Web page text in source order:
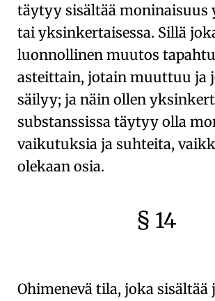
täytyy sisältää moninaisuus
tai yksinkertaisessa. Sillä
luonnollinen muutos
asteittain, jotain muuttuu ja
säilyy; ja näin ollen
substanssissa täytyy olla
vaikutuksia ja suhteita,
olekaan osia.
§ 14
Ohimenevä tila, joka sisältää